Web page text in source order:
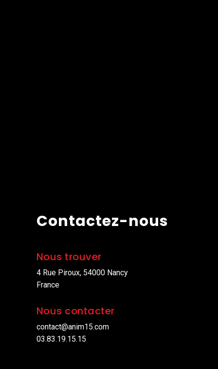
Contactez-nous
Nous trouver
4 Rue Piroux, 54000 Nancy
France
Nous contacter
contact@anim15.com
03.83.19.15.15